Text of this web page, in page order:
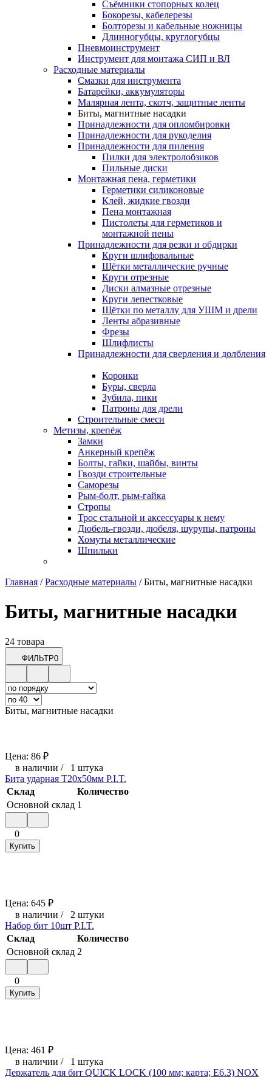
Съёмники стопорных колец
Бокорезы, кабелерезы
Болторезы и кабельные ножницы
Длинногубцы, круглогубцы
Пневмоинструмент
Инструмент для монтажа СИП и ВЛ
Расходные материалы
Смазки для инструмента
Батарейки, аккумуляторы
Малярная лента, скотч, защитные ленты
Биты, магнитные насадки
Принадлежности для опломбировки
Принадлежности для рукоделия
Принадлежности для пиления
Пилки для электролобзиков
Пильные диски
Монтажная пена, герметики
Герметики силиконовые
Клей, жидкие гвозди
Пена монтажная
Пистолеты для герметиков и
монтажной пены
Принадлежности для резки и обдирки
Круги шлифовальные
Щётки металлические ручные
Круги отрезные
Диски алмазные отрезные
Круги лепестковые
Щётки по металлу для УШМ и дрели
Ленты абразивные
Фрезы
Шлифлисты
Принадлежности для сверления и долбления
Коронки
Буры, сверла
Зубила, пики
Патроны для дрели
Строительные смеси
Метизы, крепёж
Замки
Анкерный крепёж
Болты, гайки, шайбы, винты
Гвозди строительные
Саморезы
Рым-болт, рым-гайка
Стропы
Трос стальной и аксессуары к нему
Дюбель-гвозди, дюбеля, шурупы, патроны
Хомуты металлические
Шпильки
Главная /Расходные материалы /Биты, магнитные насадки
Биты, магнитные насадки
24 товара
ФИЛЬТР0
Биты, магнитные насадки
Цена: 86 ₽
в наличии / 1 штука
Бита ударная T20x50мм P.I.T.
Склад
Количество
Основной склад 1
0
Купить
Цена: 645 ₽
в наличии / 2 штуки
Набор бит 10шт P.I.T.
Склад
Количество
Основной склад 2
0
Купить
Цена: 461 ₽
в наличии / 1 штука
Держатель для бит QUICK LOCK (100 мм; карта; E6.3) NOX